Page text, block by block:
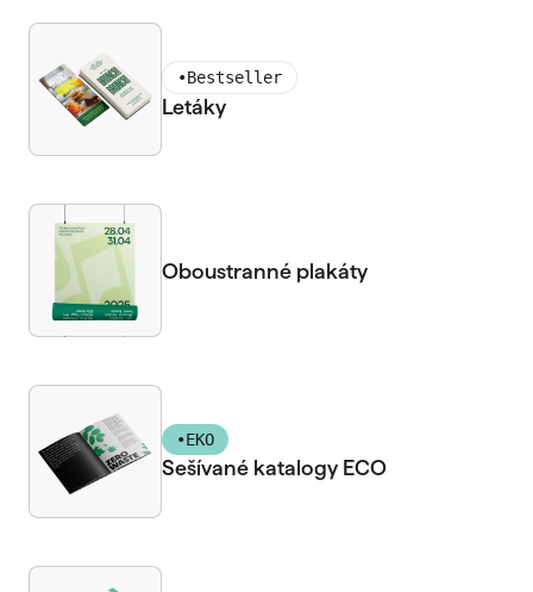
•Bestseller
Letáky
Oboustranné plakáty
•EKO
Sešívané katalogy ECO